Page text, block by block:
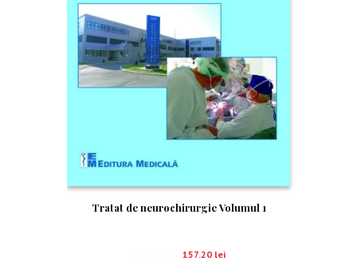
Tratat de neurochirurgie Volumul 1
157.20 lei